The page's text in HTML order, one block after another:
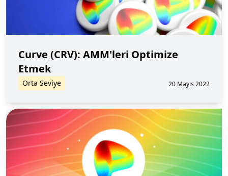
Curve (CRV): AMM'leri Optimize
Etmek
Orta Seviye 20 Mayıs 2022